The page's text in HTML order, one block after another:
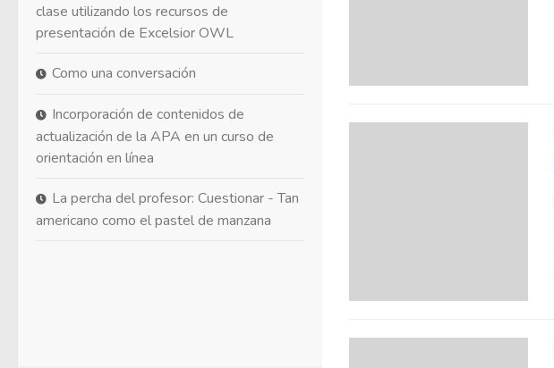
clase utilizando los recursos de
presentación de Excelsior OWL
Como una conversación
Incorporación de contenidos de
actualización de la APA en un curso de
orientación en línea
La percha del profesor: Cuestionar - Tan
americano como el pastel de manzana